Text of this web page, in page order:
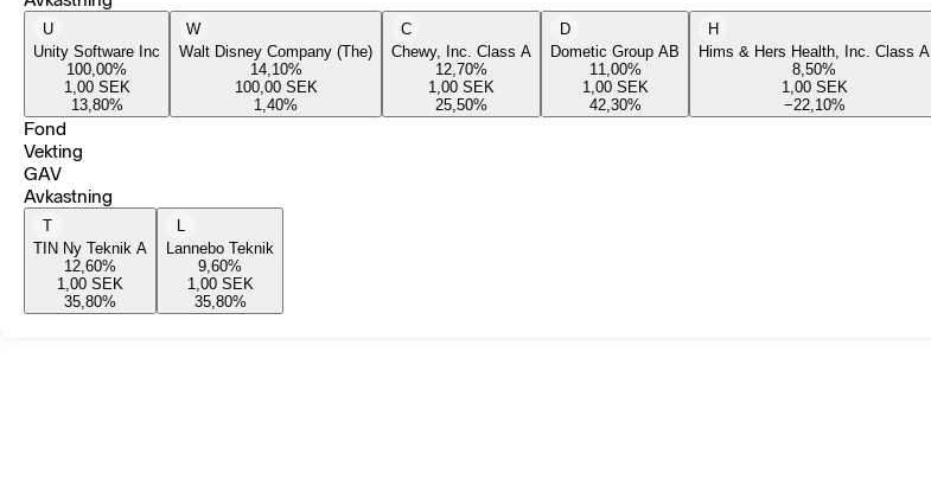
U
Unity Software Inc
100,00%
1,00 SEK
13,80%
W
Walt Disney Company (The)
14,10%
100,00 SEK
1,40%
C
Chewy, Inc. Class A
12,70%
1,00 SEK
25,50%
D
Dometic Group AB
11,00%
1,00 SEK
42,30%
H
Hims & Hers Health, Inc. Class A
8,50%
1,00 SEK
−22,10%
Fond
Vekting
GAV
Avkastning
T
TIN Ny Teknik A
12,60%
1,00 SEK
35,80%
L
Lannebo Teknik
9,60%
1,00 SEK
35,80%